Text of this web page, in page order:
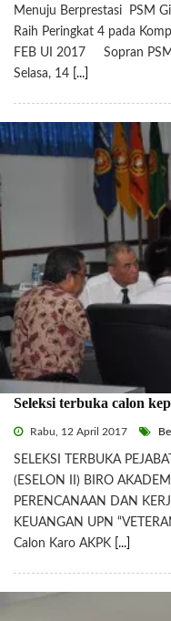
Menuju Berprestasi PSM
Raih Peringkat 4 pada
FEB UI 2017 Sopran
Selasa, 14
[...]
Seleksi terbuka calon
Rabu, 12 April 2017
SELEKSI TERBUKA
(ESELON II) BIRO
PERENCANAAN DAN
KEUANGAN UPN
Calon Karo AKPK
[...]